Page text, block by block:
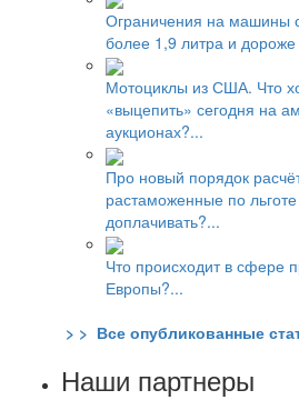
Ограничения на машины
более 1,9 литра и
Мотоциклы из США. Что
«выцепить» сегодня на
аукционах?...
Про новый порядок
растаможенные по
доплачивать?...
Что происходит в сфере
Европы?...
> > Все опубликованные
Наши партнеры